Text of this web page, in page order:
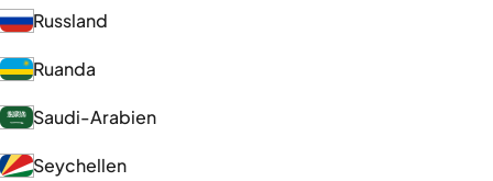
Russland
Ruanda
Saudi-Arabien
Seychellen